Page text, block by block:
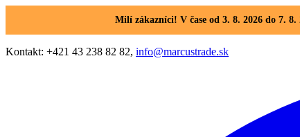
Milí zákazníci! V čase od 3. 8. 2026 do 7.
Kontakt: +421 43 238 82 82, info@marcustrade.sk